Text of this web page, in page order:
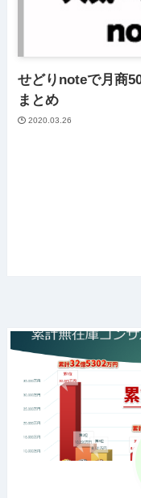
せどりnoteで月商
まとめ
2020.03.26